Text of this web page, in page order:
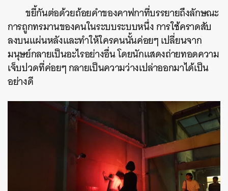
ขยี้กันต่อด้วยถ้อยคำของคาฟกาที่บรรยายถึงลักษณะ
การถูกทรมานของคนในระบบระบบหนึ่ง การใช้คราดสับ
ลงบนแผ่นหลังและทำให้ใครคนนั้นค่อยๆ เปลี่ยนจาก
มนุษย์กลายเป็นอะไรอย่างอื่น โดยนักแสดงถ่ายทอดความ
เจ็บปวดที่ค่อยๆ กลายเป็นความว่างเปล่าออกมาได้เป็น
อย่างดี